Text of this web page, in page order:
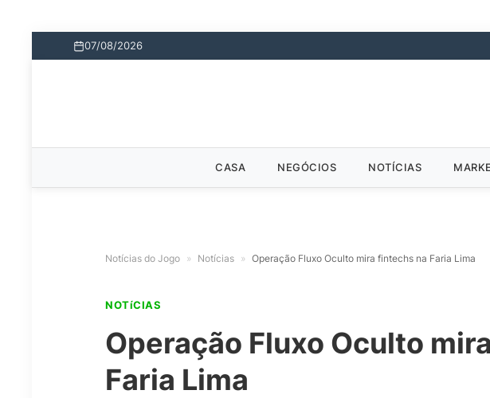
07/08/2026
CASA NEGÓCIOS NOTÍCIAS
Notícias do Jogo » Notícias » Operação Fluxo Oculto mira fintechs na Faria Lima
NOTíCIAS
Operação Fluxo Oculto
Faria Lima